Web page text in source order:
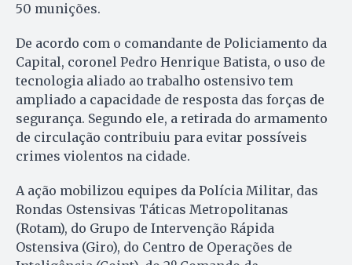
50 munições.
De acordo com o comandante de Policiamento da
Capital, coronel Pedro Henrique Batista, o uso de
tecnologia aliado ao trabalho ostensivo tem
ampliado a capacidade de resposta das forças de
segurança. Segundo ele, a retirada do armamento
de circulação contribuiu para evitar possíveis
crimes violentos na cidade.
A ação mobilizou equipes da Polícia Militar, das
Rondas Ostensivas Táticas Metropolitanas
(Rotam), do Grupo de Intervenção Rápida
Ostensiva (Giro), do Centro de Operações de